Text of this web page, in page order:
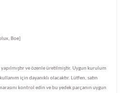
Boe]
ve özenle üretilmiştir. Uygun kurulum
için dayanıklı olacaktır. Lütfen, satın
kontrol edin ve bu yedek parçanın uygun